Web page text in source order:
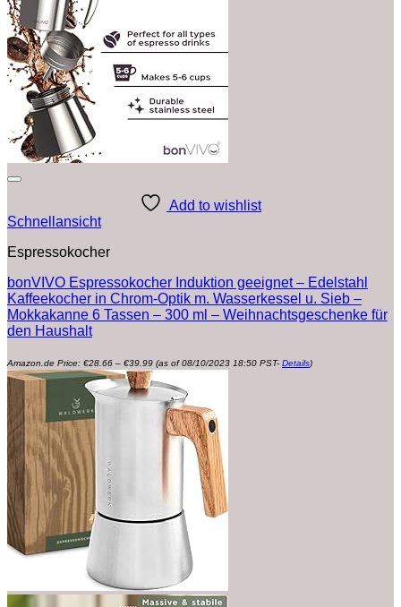
Add to wishlist
Schnellansicht
Espressokocher
bonVIVO Espressokocher Induktion geeignet – Edelstahl
Kaffeekocher in Chrom-Optik m. Wasserkessel u. Sieb –
Mokkakanne 6 Tassen – 300 ml – Weihnachtsgeschenke für
den Haushalt
Amazon.de Price: €28.66 – €39.99 €28.66
€39.99
(as of 08/10/2023 18:50 PST- Details)